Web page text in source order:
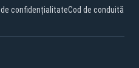
confidențialitateCod de conduită